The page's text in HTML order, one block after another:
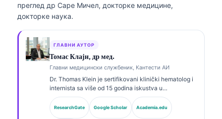
преглед др Саре Мичел, докторке медицине,
докторке наука.
ГЛАВНИ АУТОР
Томас Клајн, др мед.
Главни медицински службеник, Кантести АИ
Dr. Thomas Klein je sertifikovani klinički hematolog i
internista sa više od 15 godina iskustva u
laboratorijskoj medicini i analizi kliničkih podataka uz
pomoć veštačke inteligencije. Kao glavni medicinski
direktor u Kantesti AI, on obezbeđuje klinički nadzor
ResearchGate Google Scholar Academia.edu